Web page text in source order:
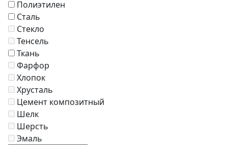
Полиэтилен
Сталь
Стекло
Тенсель
Ткань
Фарфор
Хлопок
Хрусталь
Цемент композитный
Шелк
Шерсть
Эмаль